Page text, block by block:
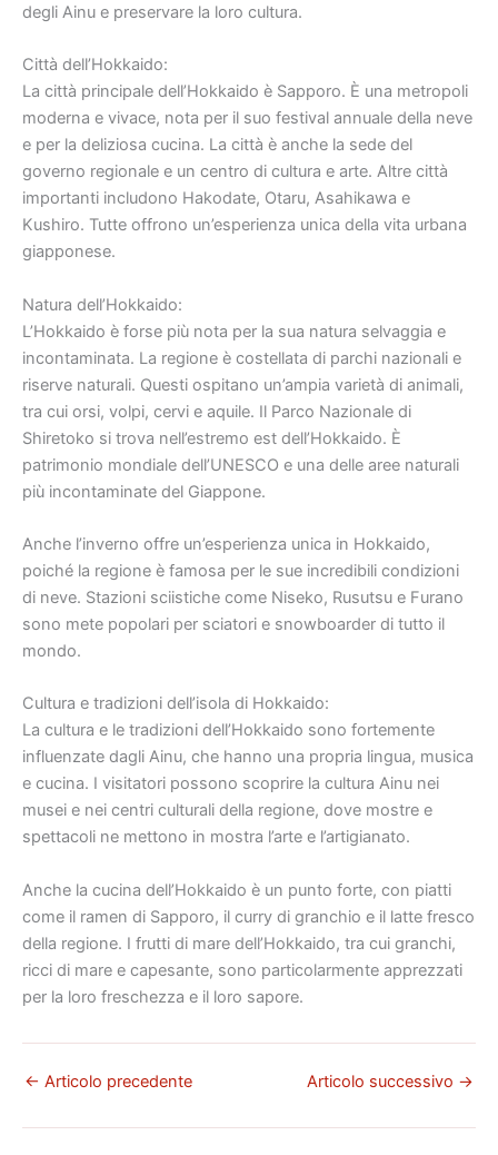
degli Ainu e preservare la loro cultura.
Città dell’Hokkaido:
La città principale dell’Hokkaido è Sapporo. È una metropoli
moderna e vivace, nota per il suo festival annuale della neve
e per la deliziosa cucina. La città è anche la sede del
governo regionale e un centro di cultura e arte. Altre città
importanti includono Hakodate, Otaru, Asahikawa e
Kushiro. Tutte offrono un’esperienza unica della vita urbana
giapponese.
Natura dell’Hokkaido:
L’Hokkaido è forse più nota per la sua natura selvaggia e
incontaminata. La regione è costellata di parchi nazionali e
riserve naturali. Questi ospitano un’ampia varietà di animali,
tra cui orsi, volpi, cervi e aquile. Il Parco Nazionale di
Shiretoko si trova nell’estremo est dell’Hokkaido. È
patrimonio mondiale dell’UNESCO e una delle aree naturali
più incontaminate del Giappone.
Anche l’inverno offre un’esperienza unica in Hokkaido,
poiché la regione è famosa per le sue incredibili condizioni
di neve. Stazioni sciistiche come Niseko, Rusutsu e Furano
sono mete popolari per sciatori e snowboarder di tutto il
mondo.
Cultura e tradizioni dell’isola di Hokkaido:
La cultura e le tradizioni dell’Hokkaido sono fortemente
influenzate dagli Ainu, che hanno una propria lingua, musica
e cucina. I visitatori possono scoprire la cultura Ainu nei
musei e nei centri culturali della regione, dove mostre e
spettacoli ne mettono in mostra l’arte e l’artigianato.
Anche la cucina dell’Hokkaido è un punto forte, con piatti
come il ramen di Sapporo, il curry di granchio e il latte fresco
della regione. I frutti di mare dell’Hokkaido, tra cui granchi,
ricci di mare e capesante, sono particolarmente apprezzati
per la loro freschezza e il loro sapore.
← Articolo precedente Articolo successivo →